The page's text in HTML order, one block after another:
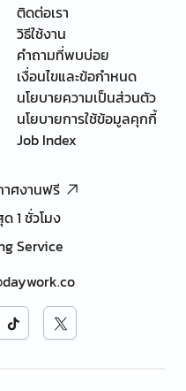
ติดต่อเรา
วิธีใช้งาน
คำถามที่พบบ่อย
เงื่อนไขและข้อกำหนด
นโยบายความเป็นส่วนตัว
นโยบายการใช้ข้อมูลคุกกี้
Job Index
าศงานฟรี
1 ชั่วโมง
Service